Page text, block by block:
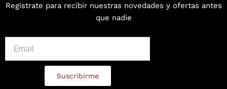
Registrate para recibir nuestras novedades y ofertas antes
que nadie
Suscribirme